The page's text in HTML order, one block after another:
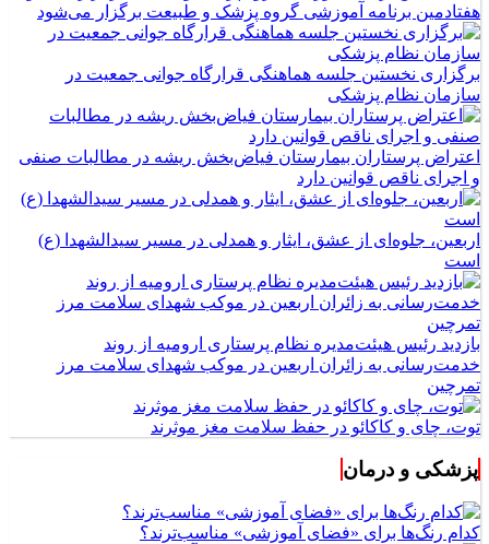
هفتادمین برنامه آموزشی گروه پزشک و طبیعت برگزار می‌شود
برگزاری نخستین جلسه هماهنگی قرارگاه جوانی جمعیت در
سازمان نظام پزشکی
اعتراض پرستاران بیمارستان فیاض‌بخش ریشه در مطالبات صنفی
و اجرای ناقص قوانین دارد
اربعین، جلوه‌ای از عشق، ایثار و همدلی در مسیر سیدالشهدا (ع)
است
بازدید رئیس هیئت‌مدیره نظام پرستاری ارومیه از روند
خدمت‌رسانی به زائران اربعین در موکب شهدای سلامت مرز
تمرچین
توت، چای و کاکائو در حفظ سلامت مغز موثرند
پزشکی و درمان
کدام رنگ‌ها برای «فضای آموزشی» مناسب‌ترند؟